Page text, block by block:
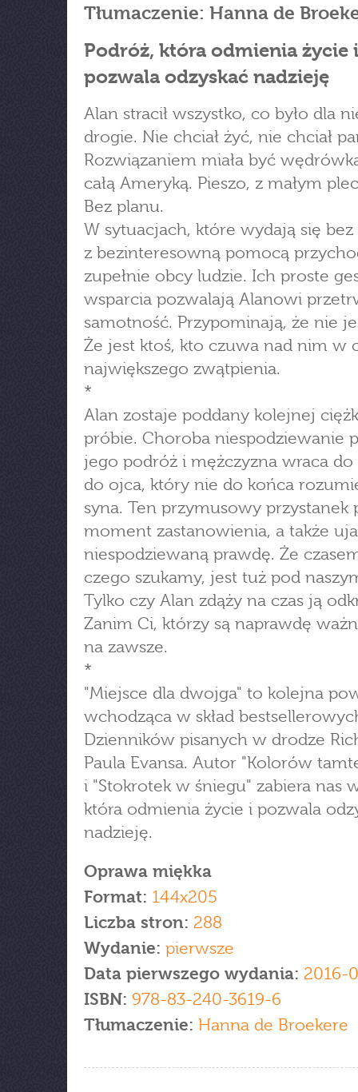
Tłumaczenie: Hanna de
Podróż, która odmienia życie i
pozwala odzyskać nadzieję
Alan stracił wszystko, co było dla
drogie. Nie chciał żyć, nie chciał
Rozwiązaniem miała być
całą Ameryką. Pieszo, z małym
Bez planu.
W sytuacjach, które wydają się bez
z bezinteresowną pomocą
zupełnie obcy ludzie. Ich proste
wsparcia pozwalają Alanowi
samotność. Przypominają, że nie
Że jest ktoś, kto czuwa nad nim w
największego zwątpienia.
*
Alan zostaje poddany kolejnej
próbie. Choroba niespodziewanie
jego podróż i mężczyzna wraca
do ojca, który nie do końca
syna. Ten przymusowy przystanek
moment zastanowienia, a także
niespodziewaną prawdę. Że
czego szukamy, jest tuż pod
Tylko czy Alan zdąży na czas ją
Zanim Ci, którzy są naprawdę
na zawsze.
*
"Miejsce dla dwojga" to kolejna
wchodząca w skład
Dzienników pisanych w drodze
Paula Evansa. Autor "Kolorów
i "Stokrotek w śniegu" zabiera nas
która odmienia życie i pozwala
nadzieję.
Oprawa miękka
Format: 144x205
Liczba stron: 288
Wydanie: pierwsze
Data pierwszego wydania: 2016-
ISBN: 978-83-240-3619-6
Tłumaczenie: Hanna de Broekere